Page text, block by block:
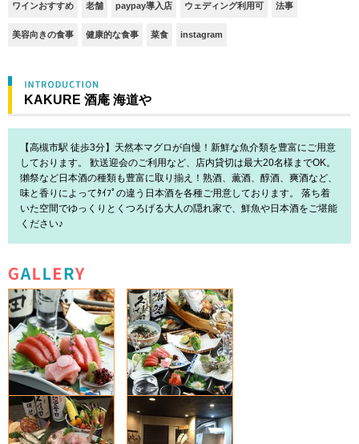
ワインおすすめ 老舗 paypay導入店 ウェディング利用可 法事
美容向きの食事 健康的な食事 菜食 instagram
KAKURE 酒庵 海道や
【高槻市駅 徒歩3分】天然本マグロが自慢！新鮮な魚介類を豊富にご用意
しております。 歓送迎会のご利用など、店内貸切は最大20名様までOK。
獺祭など日本酒の種類も豊富に取り揃え！熟酒、薫酒、醇酒、爽酒など、
味と香りによってﾀｲﾌﾟの違う日本酒を各種ご用意しております。 落ち着
いた空間でゆっくりとくつろげる大人の隠れ家で、鮮魚や日本酒をご堪能
ください♪